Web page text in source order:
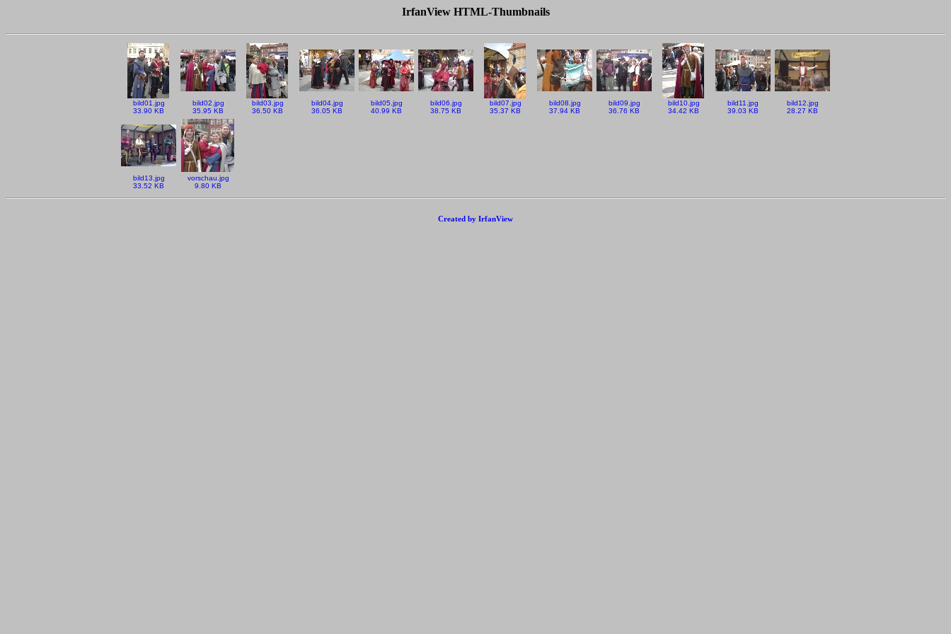
IrfanView HTML-Thumbnails
bild01.jpg
33.90 KB
bild02.jpg
35.95 KB
bild03.jpg
36.50 KB
bild04.jpg
36.05 KB
bild05.jpg
40.99 KB
bild06.jpg
38.75 KB
bild07.jpg
35.37 KB
bild08.jpg
37.94 KB
bild09.jpg
36.76 KB
bild10.jpg
34.42 KB
bild11.jpg
39.03 KB
bild12.jpg
28.27 KB
bild13.jpg
33.52 KB
vorschau.jpg
9.80 KB
Created by IrfanView